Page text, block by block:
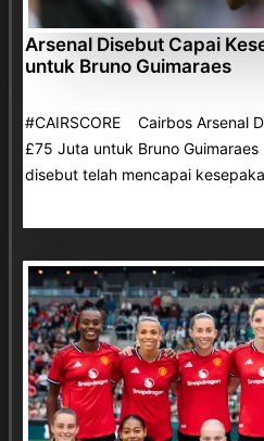
Arsenal Disebut Capai
untuk Bruno Guimaraes
#CAIRSCORE Cairbos Arsenal
£75 Juta untuk Bruno
disebut telah mencapai